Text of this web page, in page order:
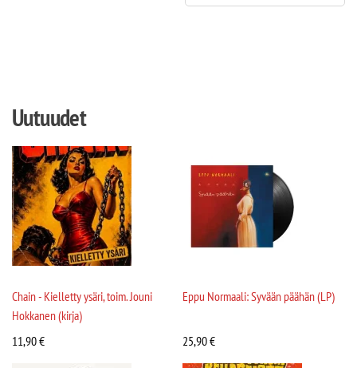
Uutuudet
Chain - Kielletty ysäri, toim. Jouni
Hokkanen (kirja)
11,90€
Eppu Normaali: Syvään päähän (LP)
25,90€